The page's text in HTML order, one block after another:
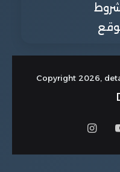
يوتيوبانستقرام